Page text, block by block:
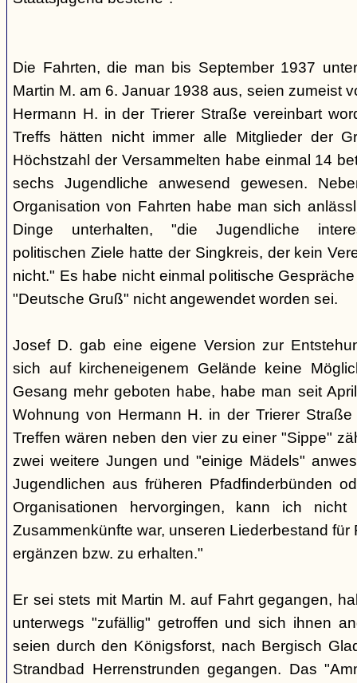
Die Fahrten, die man bis September 1937
Martin M. am 6. Januar 1938 aus, seien zumeist
Hermann H. in der Trierer Straße vereinbart
Treffs hätten nicht immer alle Mitglieder der
Höchstzahl der Versammelten habe einmal 14
sechs Jugendliche anwesend gewesen.
Organisation von Fahrten habe man sich
Dinge unterhalten, "die Jugendliche
politischen Ziele hatte der Singkreis, der kein
nicht." Es habe nicht einmal politische
"Deutsche Gruß" nicht angewendet worden sei.
Josef D. gab eine eigene Version zur
sich auf kircheneigenem Gelände keine
Gesang mehr geboten habe, habe man seit
Wohnung von Hermann H. in der Trierer
Treffen wären neben den vier zu einer "Sippe"
zwei weitere Jungen und "einige Mädels"
Jugendlichen aus früheren Pfadfinderbünden
Organisationen hervorgingen, kann ich
Zusammenkünfte war, unseren Liederbestand
ergänzen bzw. zu erhalten."
Er sei stets mit Martin M. auf Fahrt gegangen,
unterwegs "zufällig" getroffen und sich ihnen
seien durch den Königsforst, nach Bergisch
Strandbad Herrenstrunden gegangen. Das